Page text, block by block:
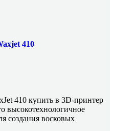
410
410 купить в 3D-принтер
высокотехнологичное
создания восковых